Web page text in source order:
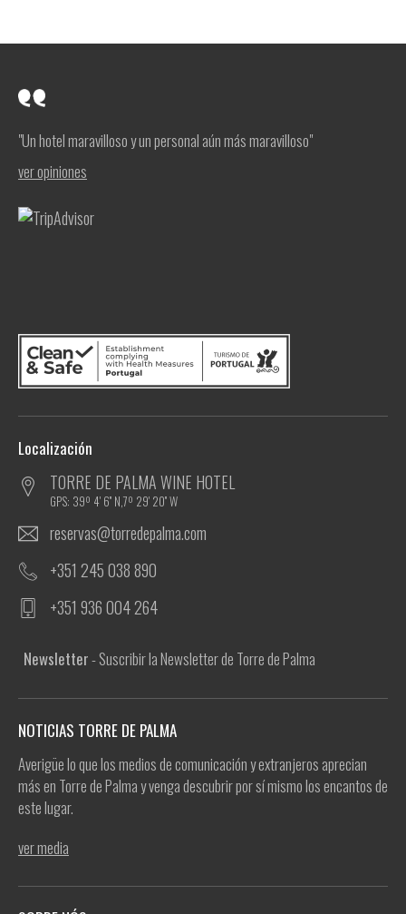
"Un hotel maravilloso y un personal aún más maravilloso"
ver opiniones
Localización
TORRE DE PALMA WINE HOTEL
GPS: 39º 4' 6'' N,7º 29' 20'' W
reservas@torredepalma.com
+351 245 038 890
+351 936 004 264
Newsletter- Suscribir la Newsletter de Torre de Palma
NOTICIAS TORRE DE PALMA
Averigüe lo que los medios de comunicación y extranjeros aprecian
más en Torre de Palma y venga descubrir por sí mismo los encantos de
este lugar.
ver media